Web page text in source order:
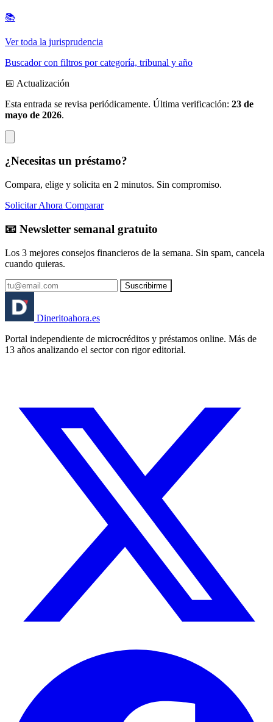
📚
Ver toda la jurisprudencia
Buscador con filtros por categoría, tribunal y año
📅 Actualización
Esta entrada se revisa periódicamente. Última verificación: 23 de
mayo de 2026.
¿Necesitas un préstamo?
Compara, elige y solicita en 2 minutos. Sin compromiso.
Solicitar Ahora Comparar
📧 Newsletter semanal gratuito
Los 3 mejores consejos financieros de la semana. Sin spam, cancela
cuando quieras.
Suscribirme
Dineritoahora.es
Portal independiente de microcréditos y préstamos online. Más de
13 años analizando el sector con rigor editorial.